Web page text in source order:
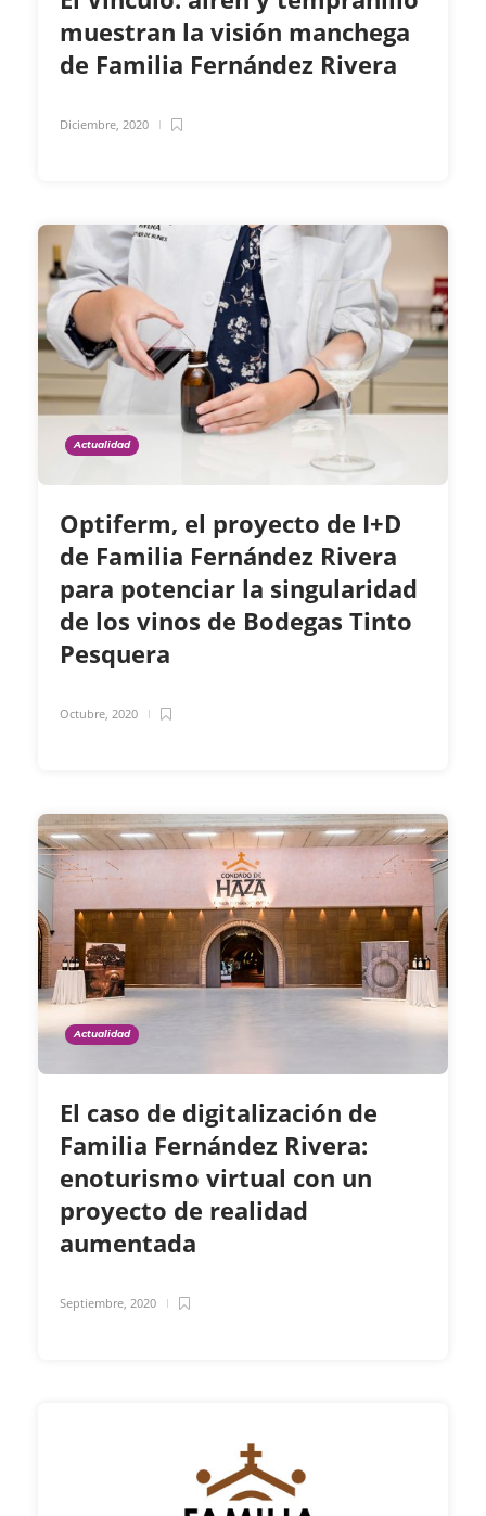
muestran la visión manchega
de Familia Fernández Rivera
Diciembre, 2020
Actualidad
Optiferm, el proyecto de I+D
de Familia Fernández Rivera
para potenciar la singularidad
de los vinos de Bodegas Tinto
Pesquera
Octubre, 2020
Actualidad
El caso de digitalización de
Familia Fernández Rivera:
enoturismo virtual con un
proyecto de realidad
aumentada
Septiembre, 2020